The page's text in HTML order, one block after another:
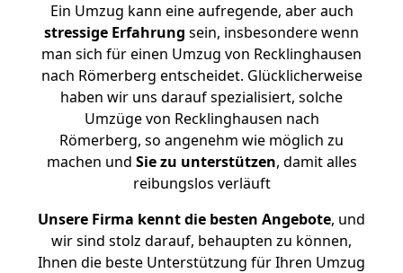
Ein Umzug kann eine aufregende, aber auch
stressige Erfahrung sein, insbesondere wenn
man sich für einen Umzug von Recklinghausen
nach Römerberg entscheidet. Glücklicherweise
haben wir uns darauf spezialisiert, solche
Umzüge von Recklinghausen nach
Römerberg, so angenehm wie möglich zu
machen und Sie zu unterstützen, damit alles
reibungslos verläuft
Unsere Firma kennt die besten Angebote, und
wir sind stolz darauf, behaupten zu können,
Ihnen die beste Unterstützung für Ihren Umzug